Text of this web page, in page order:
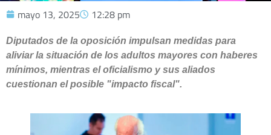
mayo 13, 2025 12:28 pm
Diputados de la oposición impulsan medidas para
aliviar la situación de los adultos mayores con haberes
mínimos, mientras el oficialismo y sus aliados
cuestionan el posible "impacto fiscal".